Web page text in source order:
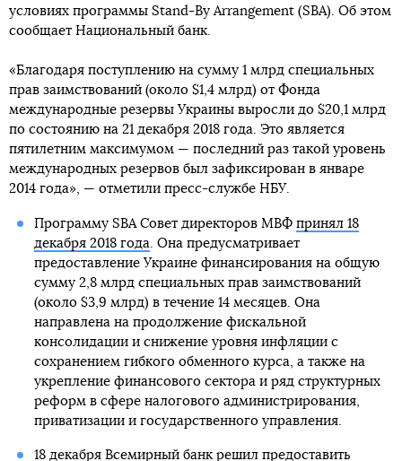
условиях программы Stand-By Arrangement (SBA). Об этом
сообщает Национальный банк.
«Благодаря поступлению на сумму 1 млрд специальных
прав заимствований (около $1,4 млрд) от Фонда
международные резервы Украины выросли до $20,1 млрд
по состоянию на 21 декабря 2018 года. Это является
пятилетним максимумом — последний раз такой уровень
международных резервов был зафиксирован в январе
2014 года», — отметили пресс-службе НБУ.
Программу SBA Совет директоров МВФ принял 18
декабря 2018 года. Она предусматривает
предоставление Украине финансирования на общую
сумму 2,8 млрд специальных прав заимствований
(около $3,9 млрд) в течение 14 месяцев. Она
направлена на продолжение фискальной
консолидации и снижение уровня инфляции с
сохранением гибкого обменного курса, а также на
укрепление финансового сектора и ряд структурных
реформ в сфере налогового администрирования,
приватизации и государственного управления.
18 декабря Всемирный банк решил предоставить